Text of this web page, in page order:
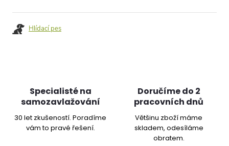
Hlídací pes
Specialisté na
samozavlažování
30 let zkušeností. Poradíme
vám to pravé řešení.
Doručíme do 2
pracovních dnů
Většinu zboží máme
skladem, odesíláme
obratem.